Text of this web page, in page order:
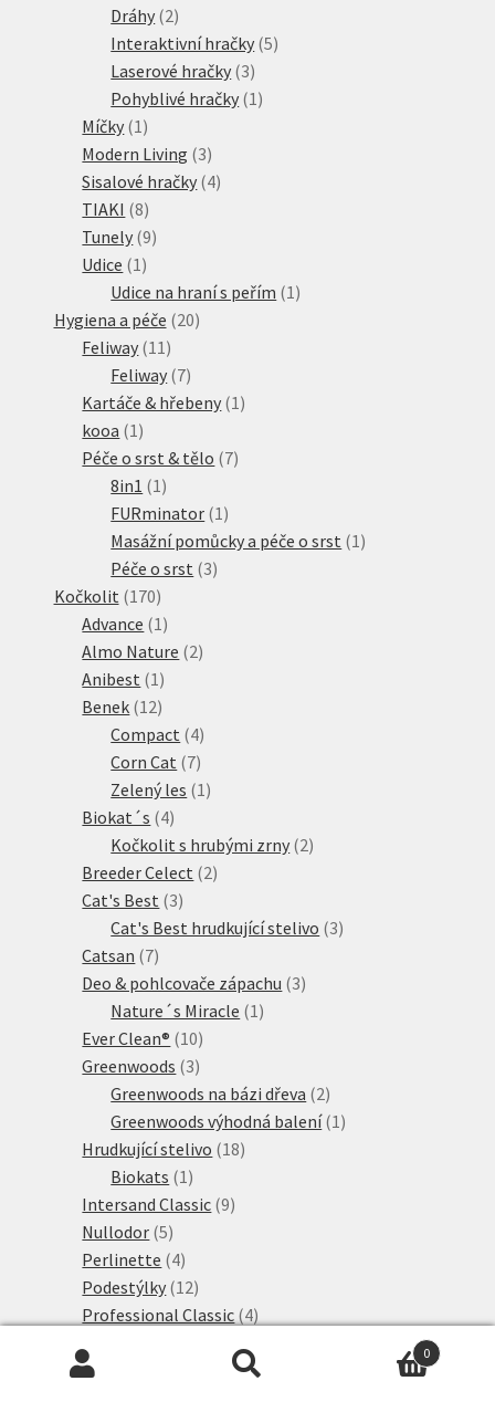
Dráhy 22
produkty
Interaktivní hračky 55
Laserové hračky 33
produkty
Pohyblivé hračky 1 1
Míčky 1 1
produkt
Modern Living 33
produkty
Sisalové hračky 44
TIAKI 88
produktů
Tunely 99
Udice 1 1
produkt
Udice na hraní s peřím 1 1
Hygiena a péče 2020
Feliway 11 11
produktů
Feliway 77
produktů
Kartáče & hřebeny 1 1
kooa 1 1
produkt
Péče o srst & tělo 77
8in1 1 1
produkt
FURminator 1 1
produkt
Masážní pomůcky a péče o srst 1 1
Péče o srst 33
Kočkolit 170170
produktů
Advance 1 1
produkt
Almo Nature 22
Anibest 1 1
produkt
Benek 1212
produktů
Compact 44
produkty
Corn Cat 77
produktů
Zelený les 1 1
Biokat´s 44
produkty
Kočkolit s hrubými zrny 22
Breeder Celect 22
Cat's Best 33
produkty
Cat's Best hrudkující stelivo 33
Catsan 77
produktů
Deo & pohlcovače zápachu 33
Nature´s Miracle 1 1
Ever Clean® 1010
produktů
Greenwoods 33
produkty
Greenwoods na bázi dřeva 22
produkty
Greenwoods výhodná balení 1 1
Hrudkující stelivo 1818
Biokats 1 1
produkt
Intersand Classic 99
Nullodor 55
produktů
Perlinette 44
produkty
Podestýlky 1212
produktů
Professional Classic 44
produktů
Sanicat Professional 88
0